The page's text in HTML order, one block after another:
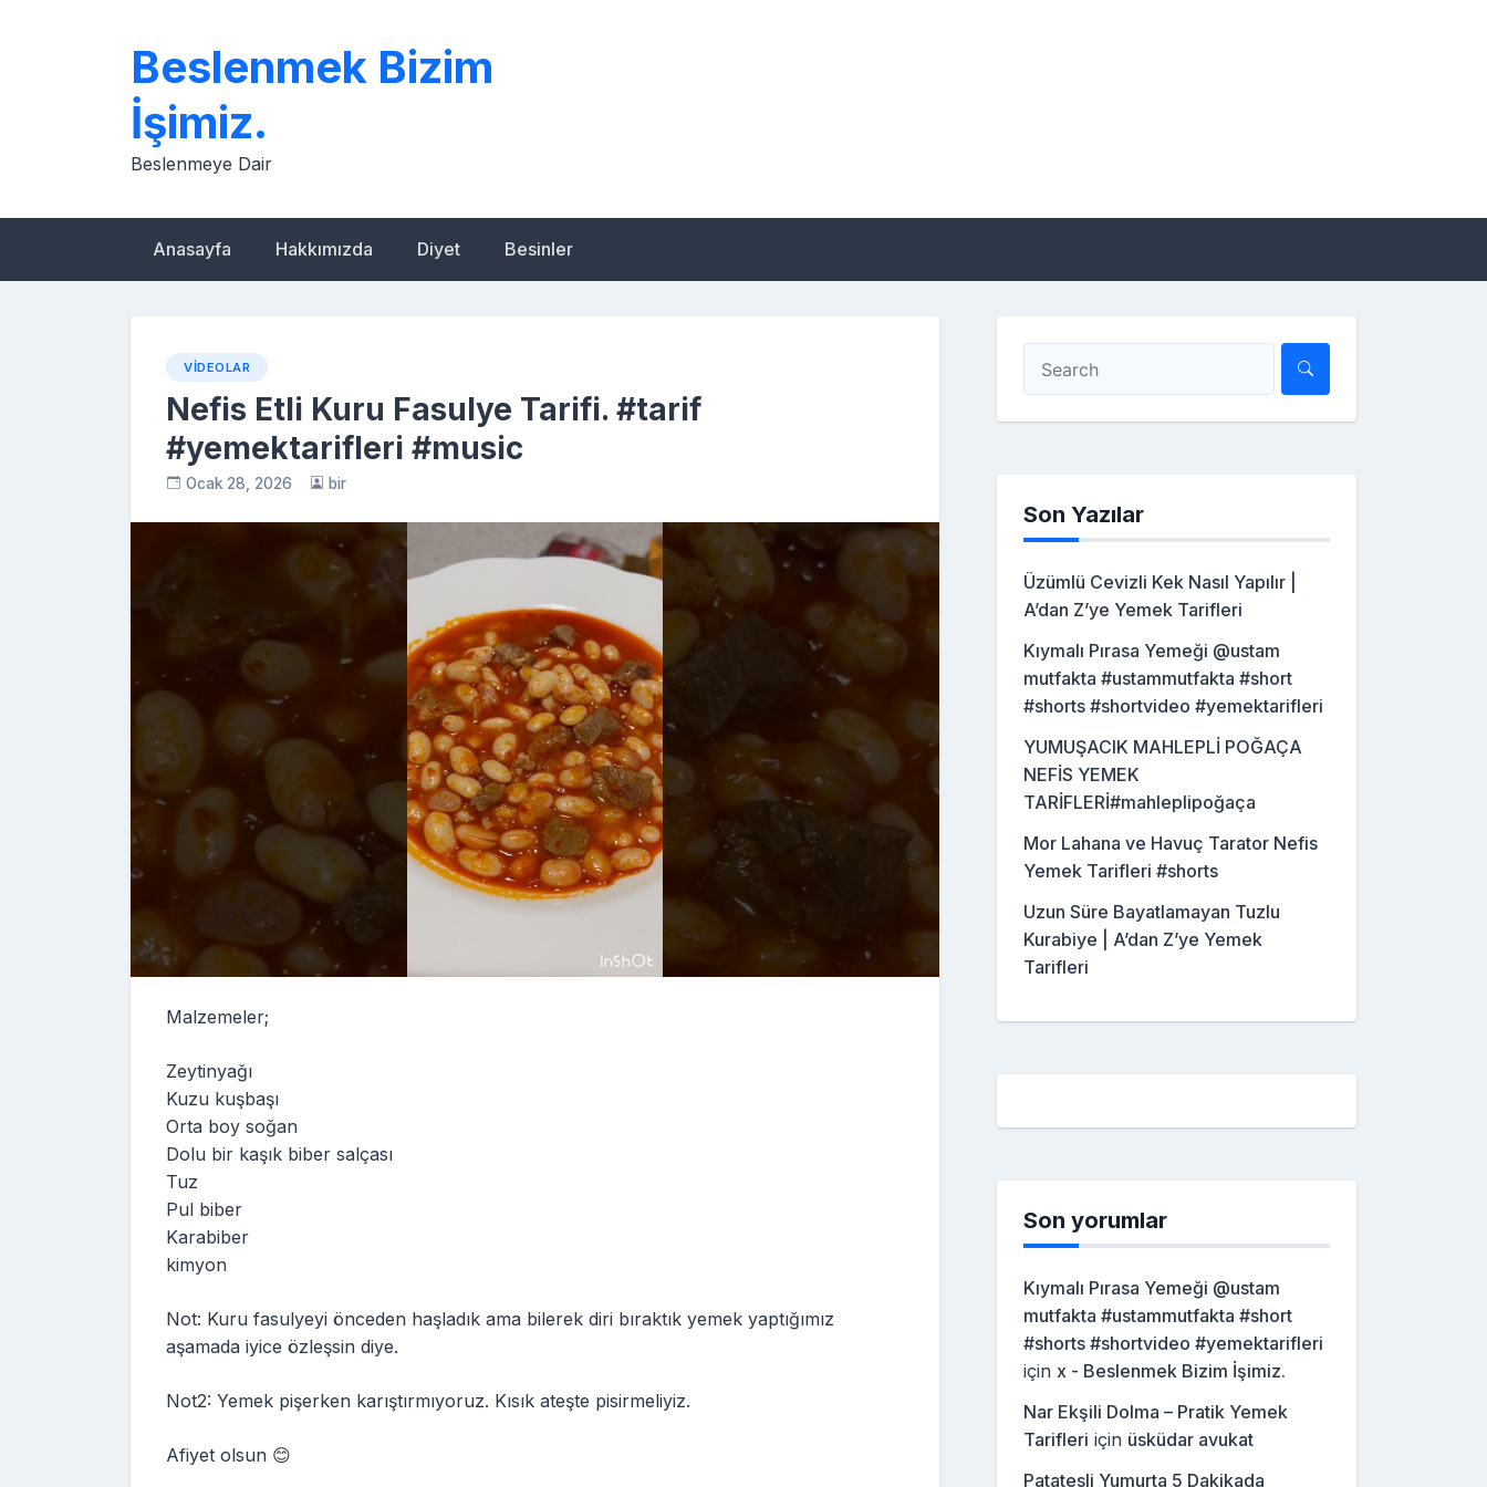
Beslenmek Bizim
İşimiz.
Beslenmeye Dair
Anasayfa Hakkımızda Diyet Besinler
VIDEOLAR
Nefis Etli Kuru Fasulye Tarifi. #tarif
#yemektarifleri #music
Ocak 28, 2026 bir
Malzemeler;
Zeytinyağı
Kuzu kuşbaşı
Orta boy soğan
Dolu bir kaşık biber salçası
Tuz
Pul biber
Karabiber
kimyon
Not: Kuru fasulyeyi önceden haşladık ama bilerek diri bıraktık yemek yaptığımız
aşamada iyice özleşsin diye.
Not2: Yemek pişerken karıştırmıyoruz. Kısık ateşte pisirmeliyiz.
Afiyet olsun 😊
Son Yazılar
Üzümlü Cevizli Kek Nasıl Yapılır |
A’dan Z’ye Yemek Tarifleri
Kıymalı Pırasa Yemeği @ustam
mutfakta #ustammutfakta #short
#shorts #shortvideo #yemektarifleri
YUMUŞACIK MAHLEPLİ POĞAÇA
NEFİS YEMEK
TARİFLERİ#mahleplipoğaça
Mor Lahana ve Havuç Tarator Nefis
Yemek Tarifleri #shorts
Uzun Süre Bayatlamayan Tuzlu
Kurabiye | A’dan Z’ye Yemek
Tarifleri
Son yorumlar
Kıymalı Pırasa Yemeği @ustam
mutfakta #ustammutfakta #short
#shorts #shortvideo #yemektarifleri
için x - Beslenmek Bizim İşimiz.
Nar Ekşili Dolma – Pratik Yemek
Tarifleri için üsküdar avukat
Patatesli Yumurta 5 Dakikada